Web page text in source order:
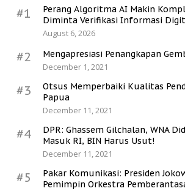
#1
Perang Algoritma AI Makin
Diminta Verifikasi Informasi
August 6, 2026
#2
Mengapresiasi Penangkapan
December 1, 2021
#3
Otsus Memperbaiki Kualitas
Papua
December 11, 2021
#4
DPR: Ghassem Gilchalan, WNA
Masuk RI, BIN Harus Usut!
December 11, 2021
#5
Pakar Komunikasi: Presiden
Pemimpin Orkestra